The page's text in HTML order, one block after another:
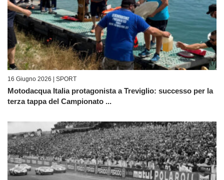
16 Giugno 2026 | SPORT
Motodacqua Italia protagonista a Treviglio: successo per la
terza tappa del Campionato ...